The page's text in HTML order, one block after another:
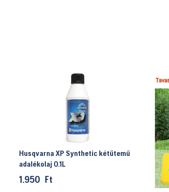
Husqvarna XP Synthetic kétütemű
adalékolaj 0.1L
1.950 Ft